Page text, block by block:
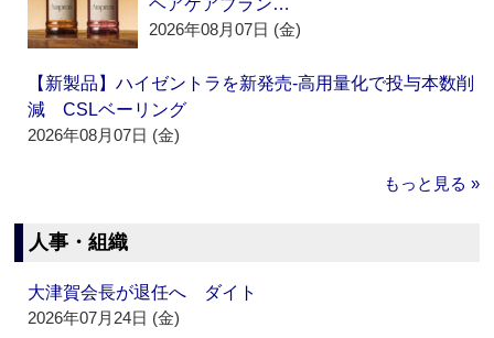
ヘアケアブラン…
2026年08月07日 (金)
【新製品】ハイゼントラを新発売‐高用量化で投与本数削
減 CSLベーリング
2026年08月07日 (金)
もっと見る »
人事・組織
大津賀会長が退任へ ダイト
2026年07月24日 (金)